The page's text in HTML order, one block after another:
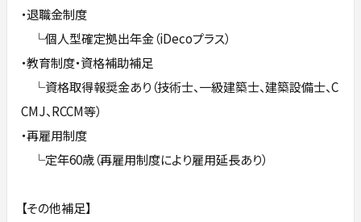
・退職金制度
└個人型確定拠出年金（iDecoプラス）
・教育制度・資格補助補足
└資格取得報奨金あり（技術士、一級建築士、建築設備士、C
CMJ、RCCM等）
・再雇用制度
└定年60歳（再雇用制度により雇用延長あり）
【その他補足】